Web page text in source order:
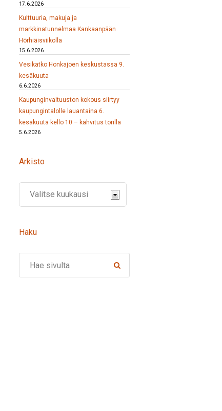
17.6.2026
Kulttuuria, makuja ja
markkinatunnelmaa Kankaanpään
Hörhiäisviikolla
15.6.2026
Vesikatko Honkajoen keskustassa 9.
kesäkuuta
6.6.2026
Kaupunginvaltuuston kokous siirtyy
kaupungintalolle lauantaina 6.
kesäkuuta kello 10 – kahvitus torilla
5.6.2026
Arkisto
Haku